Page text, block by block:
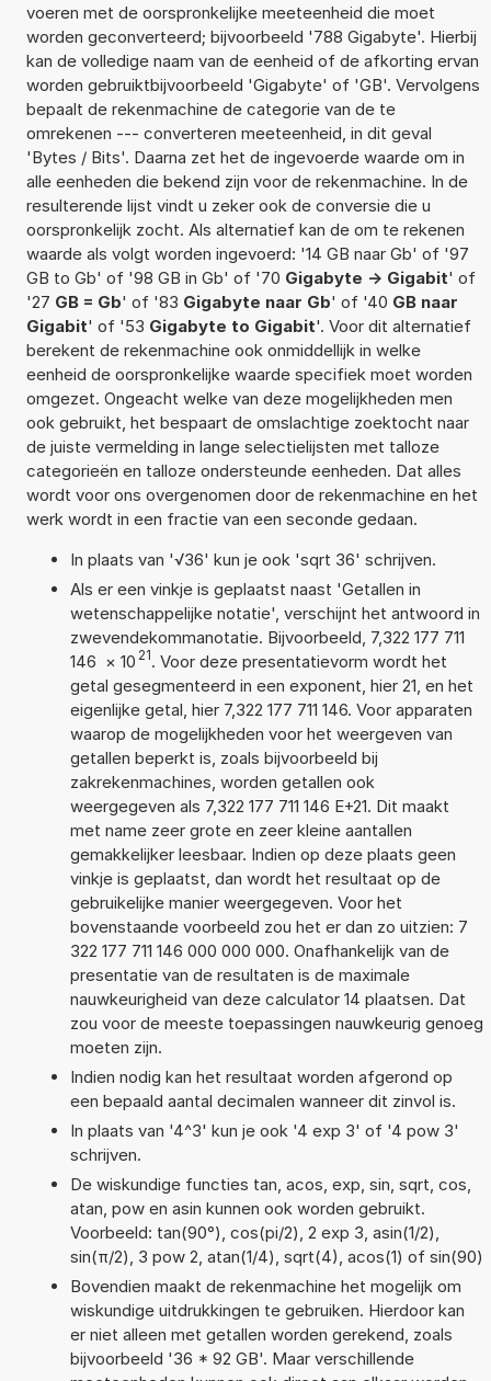
voeren met de oorspronkelijke meeteenheid die moet
worden geconverteerd; bijvoorbeeld '788 Gigabyte'. Hierbij
kan de volledige naam van de eenheid of de afkorting ervan
worden gebruiktbijvoorbeeld 'Gigabyte' of 'GB'. Vervolgens
bepaalt de rekenmachine de categorie van de te
omrekenen --- converteren meeteenheid, in dit geval
'Bytes / Bits'. Daarna zet het de ingevoerde waarde om in
alle eenheden die bekend zijn voor de rekenmachine. In de
resulterende lijst vindt u zeker ook de conversie die u
oorspronkelijk zocht. Als alternatief kan de om te rekenen
waarde als volgt worden ingevoerd: '14 GB naar Gb' of '97
GB to Gb' of '98 GB in Gb' of '70 Gigabyte -> Gigabit' of
'27 GB = Gb' of '83 Gigabyte naar Gb' of '40 GB naar
Gigabit' of '53 Gigabyte to Gigabit'. Voor dit alternatief
berekent de rekenmachine ook onmiddellijk in welke
eenheid de oorspronkelijke waarde specifiek moet worden
omgezet. Ongeacht welke van deze mogelijkheden men
ook gebruikt, het bespaart de omslachtige zoektocht naar
de juiste vermelding in lange selectielijsten met talloze
categorieën en talloze ondersteunde eenheden. Dat alles
wordt voor ons overgenomen door de rekenmachine en het
werk wordt in een fractie van een seconde gedaan.
In plaats van '√36' kun je ook 'sqrt 36' schrijven.
Als er een vinkje is geplaatst naast 'Getallen in
wetenschappelijke notatie', verschijnt het antwoord in
zwevendekommanotatie. Bijvoorbeeld, 7,322 177 711
146 × 10 21. Voor deze presentatievorm wordt het
getal gesegmenteerd in een exponent, hier 21, en het
eigenlijke getal, hier 7,322 177 711 146. Voor apparaten
waarop de mogelijkheden voor het weergeven van
getallen beperkt is, zoals bijvoorbeeld bij
zakrekenmachines, worden getallen ook
weergegeven als 7,322 177 711 146 E+21. Dit maakt
met name zeer grote en zeer kleine aantallen
gemakkelijker leesbaar. Indien op deze plaats geen
vinkje is geplaatst, dan wordt het resultaat op de
gebruikelijke manier weergegeven. Voor het
bovenstaande voorbeeld zou het er dan zo uitzien: 7
322 177 711 146 000 000 000. Onafhankelijk van de
presentatie van de resultaten is de maximale
nauwkeurigheid van deze calculator 14 plaatsen. Dat
zou voor de meeste toepassingen nauwkeurig genoeg
moeten zijn.
Indien nodig kan het resultaat worden afgerond op
een bepaald aantal decimalen wanneer dit zinvol is.
In plaats van '4^3' kun je ook '4 exp 3' of '4 pow 3'
schrijven.
De wiskundige functies tan, acos, exp, sin, sqrt, cos,
atan, pow en asin kunnen ook worden gebruikt.
Voorbeeld: tan(90°), cos(pi/2), 2 exp 3, asin(1/2),
sin(π/2), 3 pow 2, atan(1/4), sqrt(4), acos(1) of sin(90)
Bovendien maakt de rekenmachine het mogelijk om
wiskundige uitdrukkingen te gebruiken. Hierdoor kan
er niet alleen met getallen worden gerekend, zoals
bijvoorbeeld '36 * 92 GB'. Maar verschillende